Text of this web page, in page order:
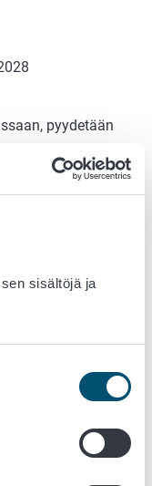
sisältöjä ja
pyydetään
Mika